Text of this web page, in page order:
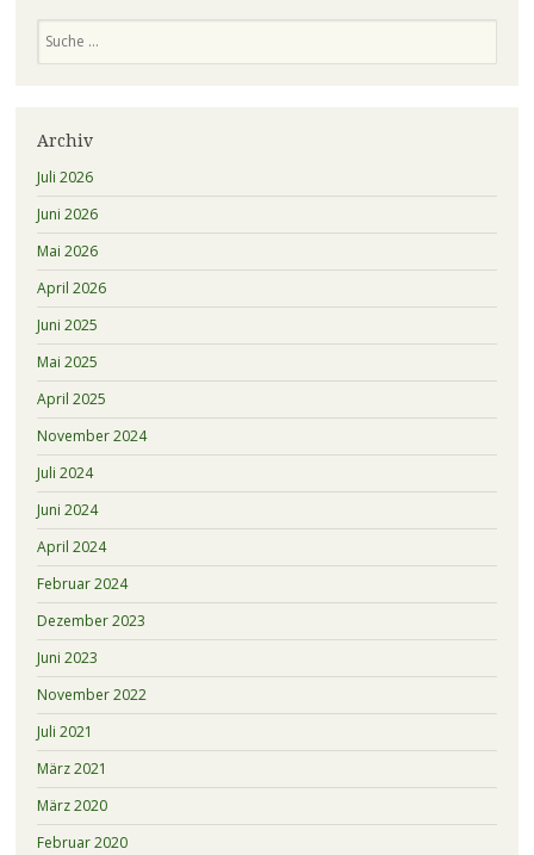
Archiv
Juli 2026
Juni 2026
Mai 2026
April 2026
Juni 2025
Mai 2025
April 2025
November 2024
Juli 2024
Juni 2024
April 2024
Februar 2024
Dezember 2023
Juni 2023
November 2022
Juli 2021
März 2021
März 2020
Februar 2020